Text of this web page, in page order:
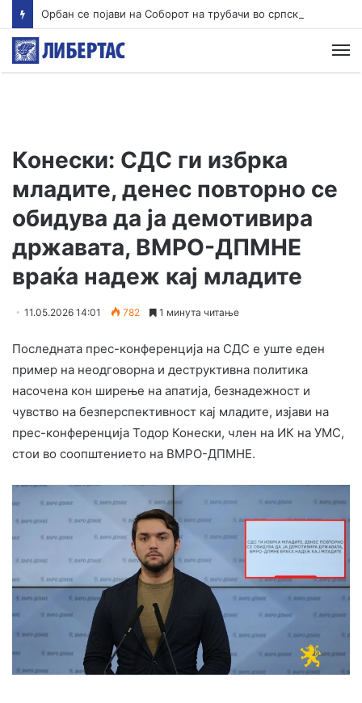
Орбан се појави на Соборот на трубачи во српска Гуча
Конески: СДС ги избрка
младите, денес повторно се
обидува да ја демотивира
државата, ВМРО-ДПМНЕ
враќа надеж кај младите
11.05.2026 14:01 782 1 минута читање
Последната прес-конференција на СДС е уште еден
пример на неодговорна и деструктивна политика
насочена кон ширење на апатија, безнадежност и
чувство на безперспективност кај младите, изјави на
прес-конференција Тодор Конески, член на ИК на УМС,
стои во соопштението на ВМРО-ДПМНЕ.